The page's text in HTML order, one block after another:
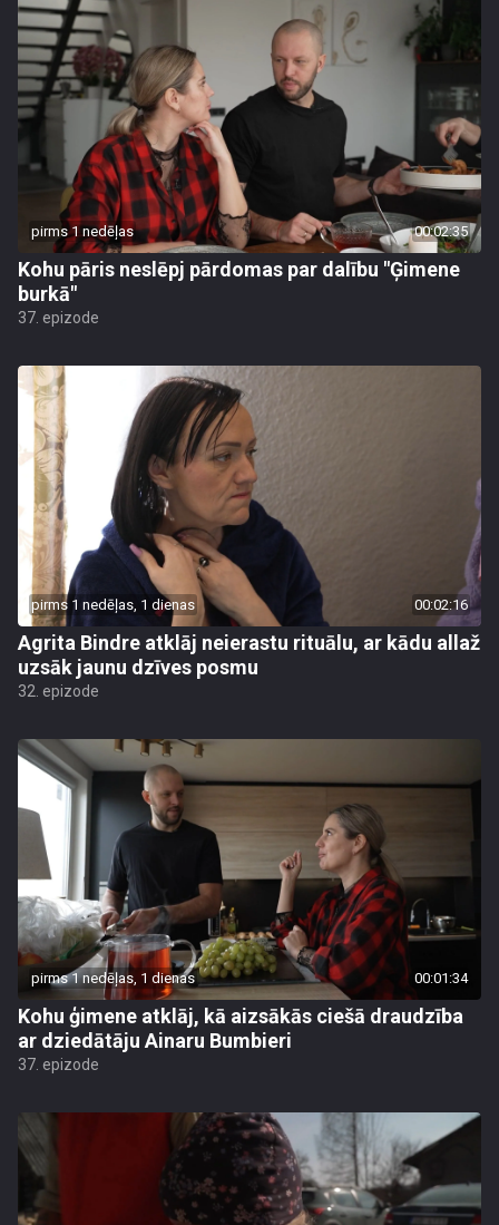
pirms 1 nedēļas 00:02:35
Kohu pāris neslēpj pārdomas par dalību "Ģimene
burkā"
37. epizode
pirms 1 nedēļas, 1 dienas 00:02:16
Agrita Bindre atklāj neierastu rituālu, ar kādu allaž
uzsāk jaunu dzīves posmu
32. epizode
pirms 1 nedēļas, 1 dienas 00:01:34
Kohu ģimene atklāj, kā aizsākās ciešā draudzība
ar dziedātāju Ainaru Bumbieri
37. epizode